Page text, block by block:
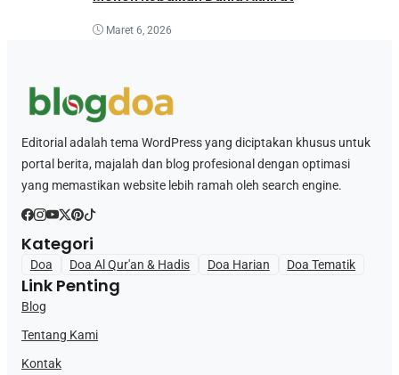
Maret 6, 2026
Editorial adalah tema WordPress yang diciptakan khusus untuk
portal berita, majalah dan blog profesional dengan optimasi
yang memastikan website lebih ramah oleh search engine.
Kategori
Doa Doa Al Qur'an & Hadis Doa Harian Doa Tematik
Link Penting
Blog
Tentang Kami
Kontak